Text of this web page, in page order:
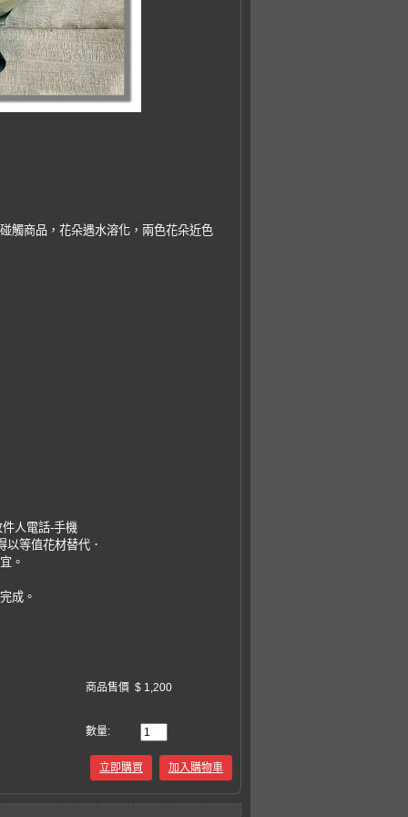
觸商品，花朵遇水溶化，兩色花朵近色
人電話-手機
等值花材替代．
。
成。
商品售價 $ 1,200
數量:
立即購買 加入購物車